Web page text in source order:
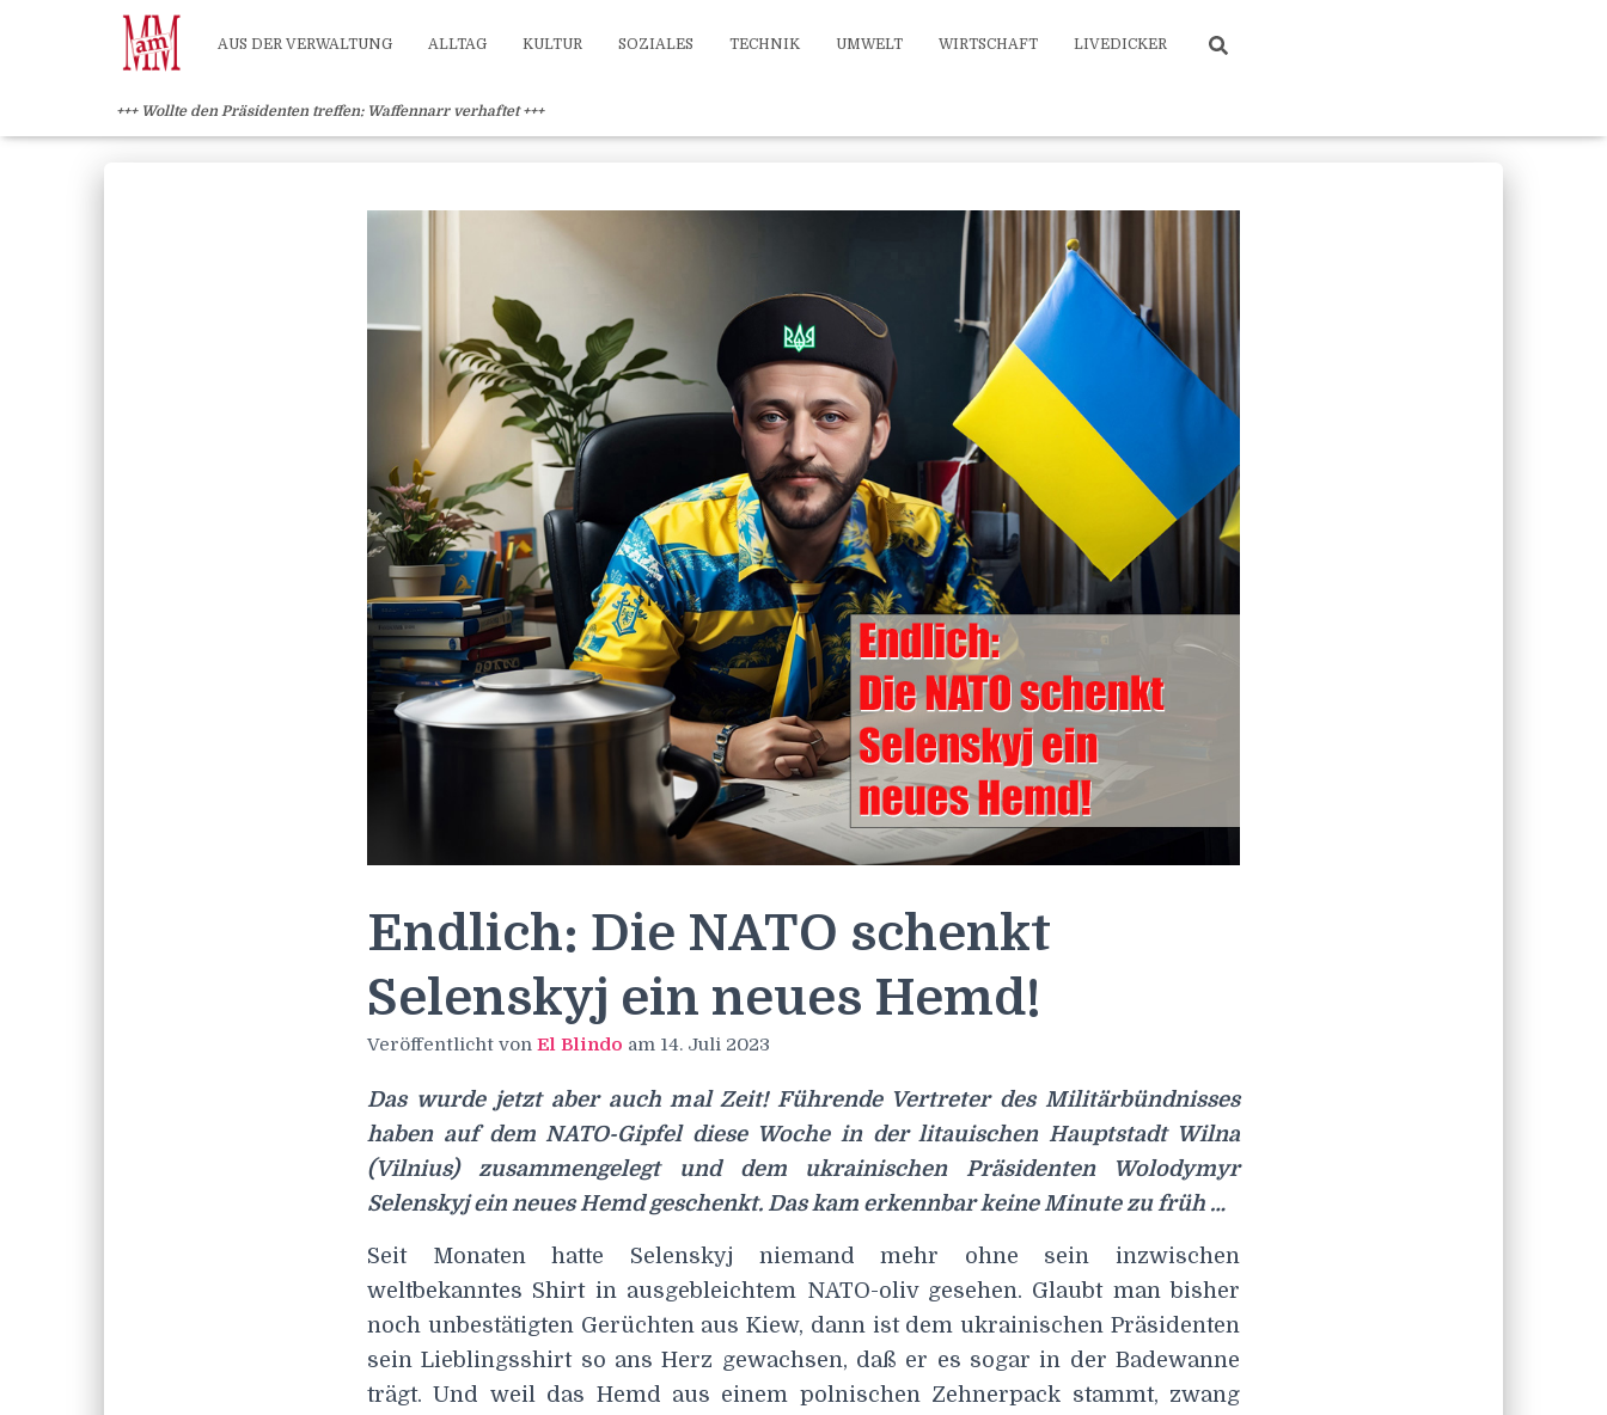
Weiterlesen" /> Weiterlesen" />
AUS DER VERWALTUNG ALLTAG KULTUR SOZIALES TECHNIK UMWELT WIRTSCHAFT LIVEDICKER
+++ Wollte den Präsidenten treffen: Waffennarr verhaftet +++
Endlich: Die NATO schenkt
Selenskyj ein neues Hemd!
Veröffentlicht von El Blindo am 14. Juli 2023
Das wurde jetzt aber auch mal Zeit! Führende Vertreter des Militärbündnisses
haben auf dem NATO-Gipfel diese Woche in der litauischen Hauptstadt Wilna
(Vilnius) zusammengelegt und dem ukrainischen Präsidenten Wolodymyr
Selenskyj ein neues Hemd geschenkt. Das kam erkennbar keine Minute zu früh …
Seit Monaten hatte Selenskyj niemand mehr ohne sein inzwischen
weltbekanntes Shirt in ausgebleichtem NATO-oliv gesehen. Glaubt man bisher
noch unbestätigten Gerüchten aus Kiew, dann ist dem ukrainischen Präsidenten
sein Lieblingsshirt so ans Herz gewachsen, daß er es sogar in der Badewanne
trägt. Und weil das Hemd aus einem polnischen Zehnerpack stammt, zwang